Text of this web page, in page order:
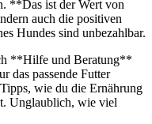
**Das ist der Wert von
auch die positiven
Hundes sind unbezahlbar.
**Hilfe und Beratung**
das passende Futter
wie du die ⁤Ernährung‍
Unglaublich, ⁣wie viel